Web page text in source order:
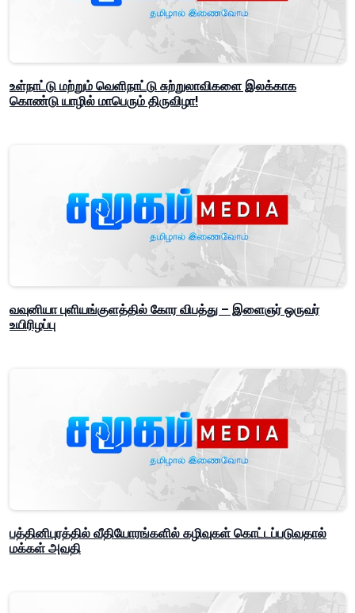
உள்நாட்டு மற்றும் வெளிநாட்டு சுற்றுலாவிகளை இலக்காக
கொண்டு யாழில் மாபெரும் திருவிழா!
வவுனியா புளியங்குளத்தில் கோர விபத்து – இளைஞர் ஒருவர்
உயிரிழப்பு
பத்தினிபுரத்தில் வீதியோரங்களில் கழிவுகள் கொட்டப்படுவதால்
மக்கள் அவதி